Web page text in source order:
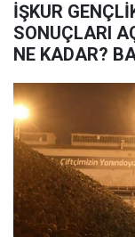
İŞKUR
SONUÇLARI
NE